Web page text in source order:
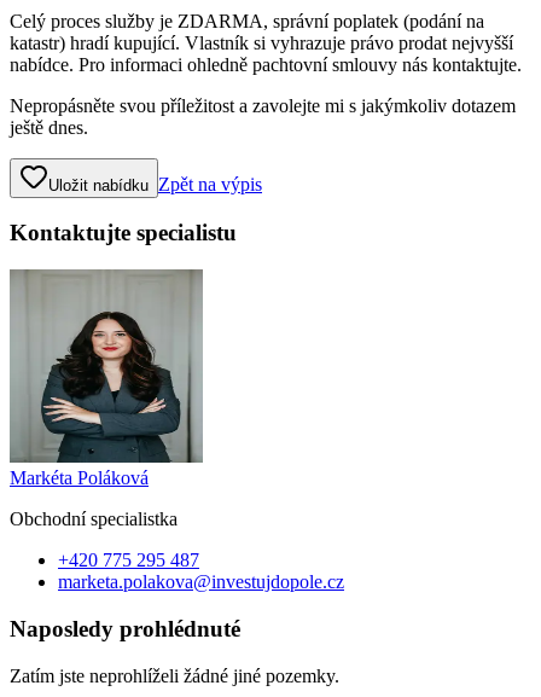
Celý proces služby je ZDARMA, správní poplatek (podání na
katastr) hradí kupující. Vlastník si vyhrazuje právo prodat nejvyšší
nabídce. Pro informaci ohledně pachtovní smlouvy nás kontaktujte.
Nepropásněte svou příležitost a zavolejte mi s jakýmkoliv dotazem
ještě dnes.
Uložit nabídku Zpět na výpis
Kontaktujte specialistu
Markéta Poláková
Obchodní specialistka
+420 775 295 487
marketa.polakova@investujdopole.cz
Naposledy prohlédnuté
Zatím jste neprohlíželi žádné jiné pozemky.